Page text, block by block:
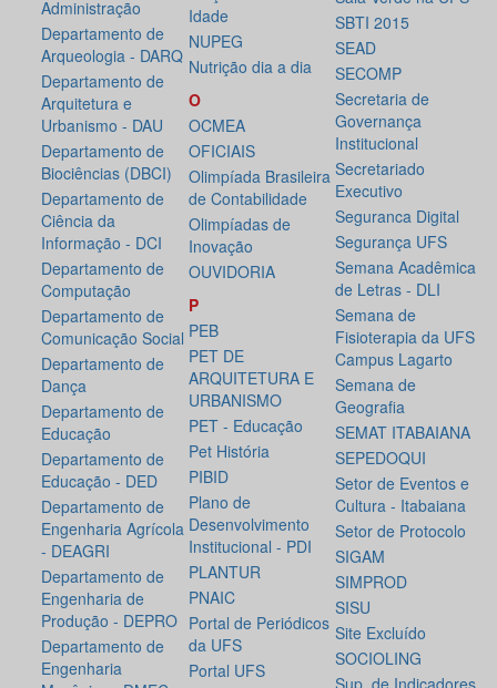
Administração
Departamento de
Arqueologia - DARQ
Departamento de
Arquitetura e
Urbanismo - DAU
Departamento de
Biociências (DBCI)
Departamento de
Ciência da
Informação - DCI
Departamento de
Computação
Departamento de
Comunicação Social
Departamento de
Dança
Departamento de
Educação
Departamento de
Educação - DED
Departamento de
Engenharia Agrícola
- DEAGRI
Departamento de
Engenharia de
Produção - DEPRO
Departamento de
Engenharia
Idade
NUPEG
Nutrição dia a dia
O
OCMEA
OFICIAIS
Olimpíada Brasileira
de Contabilidade
Olimpíadas de
Inovação
OUVIDORIA
P
PEB
PET DE
ARQUITETURA E
URBANISMO
PET - Educação
Pet História
PIBID
Plano de
Desenvolvimento
Institucional - PDI
PLANTUR
PNAIC
Portal de Periódicos
da UFS
Portal UFS
SBTI 2015
SEAD
SECOMP
Secretaria de
Governança
Institucional
Secretariado
Executivo
Seguranca Digital
Segurança UFS
Semana Acadêmica
de Letras - DLI
Semana de
Fisioterapia da UFS
Campus Lagarto
Semana de
Geografia
SEMAT ITABAIANA
SEPEDOQUI
Setor de Eventos e
Cultura - Itabaiana
Setor de Protocolo
SIGAM
SIMPROD
SISU
Site Excluído
SOCIOLING